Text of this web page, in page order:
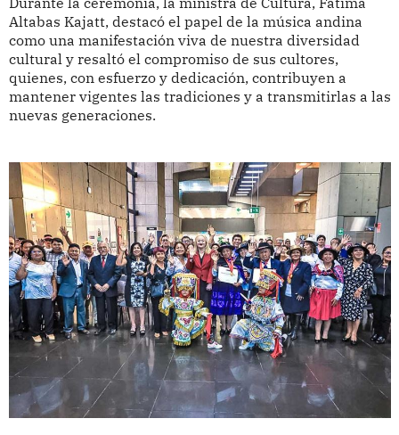
Altabas Kajatt, destacó el papel de la música andina
como una manifestación viva de nuestra diversidad
cultural y resaltó el compromiso de sus cultores,
quienes, con esfuerzo y dedicación, contribuyen a
mantener vigentes las tradiciones y a transmitirlas a las
nuevas generaciones.